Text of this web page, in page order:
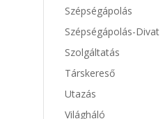
Szépségápolás
Szépségápolás-Divat
Szolgáltatás
Társkereső
Utazás
Világháló